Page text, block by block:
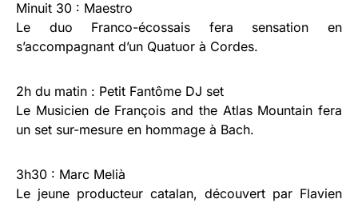
Minuit 30 : Maestro
Le duo Franco-écossais fera sensation en
s’accompagnant d’un Quatuor à Cordes.
2h du matin : Petit Fantôme DJ set
Le Musicien de François and the Atlas Mountain fera
un set sur-mesure en hommage à Bach.
3h30 : Marc Melià
Le jeune producteur catalan, découvert par Flavien